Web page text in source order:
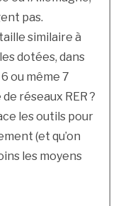
pas.
similaire à
dotées, dans
ou même 7
réseaux RER ?
les outils pour
(et qu’on
les moyens